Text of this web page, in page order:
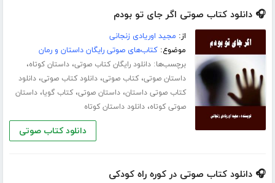
🎧 دانلود کتاب صوتی اگر جای تو بودم
از: مجید اوریادی زنجانی
موضوع:کتاب‌های صوتی رایگان داستان و رمان
برچسب‌ها:دانلود رایگان کتاب صوتی،داستان کوتاه،
داستان صوتی،کتاب صوتی،دانلود کتاب صوتی،دانلود
کتاب صوتی داستان،داستان صوتی،کتاب گویا،داستان
صوتی کوتاه،دانلود داستان کوتاه
دانلود کتاب صوتی
🎧 دانلود کتاب صوتی در کوره راه کودکی